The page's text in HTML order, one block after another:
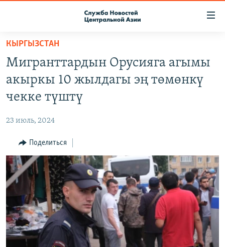
Вернуться
основному
содержанию
Вернутся
главной
Вернутся
поиску
ПОДПИСКА
КОНТАКТЫ
НАСТОЯЩЕЕ ВРЕМЯ
МИГРАНТ МЕДИА
КЫРГЫЗСТАН
Мигранттардын Орусияга агымы
акыркы 10 жылдагы эң төмөнкү
чекке түштү
23 июль, 2024
Поделиться